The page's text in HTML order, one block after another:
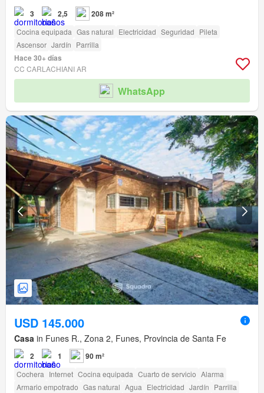
3 2,5 208 m²
Cocina equipada Gas natural Electricidad Seguridad Pileta
Ascensor Jardín Parrilla
Hace 30+ días
CC CARLACHIANI AR
WhatsApp
USD 145.000
Casa in Funes R., Zona 2, Funes, Provincia de Santa Fe
2 1 90 m²
Cochera Internet Cocina equipada Cuarto de servicio Alarma
Armario empotrado Gas natural Agua Electricidad Jardín Parrilla